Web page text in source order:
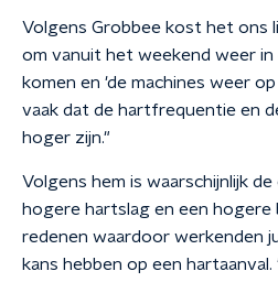
Volgens Grobbee kost het ons
om vanuit het weekend weer
komen en 'de machines weer
vaak dat de hartfrequentie en
hoger zijn."
Volgens hem is waarschijnlijk
hogere hartslag en een hogere
redenen waardoor werkenden
kans hebben op een